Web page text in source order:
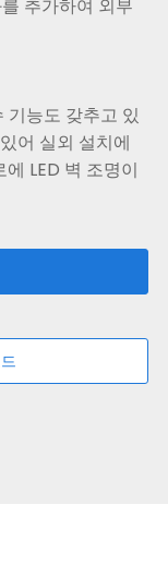
추가하여 외부
기능도 갖추고 있
어 실외 설치에
LED 벽 조명이